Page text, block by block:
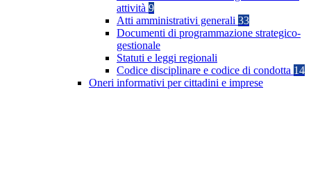
attività 9
Atti amministrativi generali 33
Documenti di programmazione strategico-
gestionale
Statuti e leggi regionali
Codice disciplinare e codice di condotta 14
Oneri informativi per cittadini e imprese